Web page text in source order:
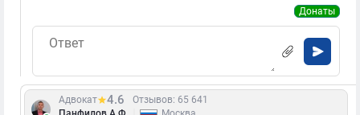
Донаты
Адвокат 4.6
Отзывов: 65 641